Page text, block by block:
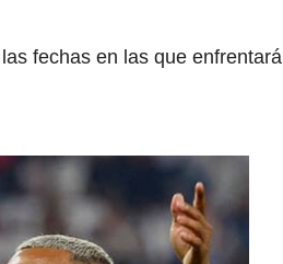
fechas en las que